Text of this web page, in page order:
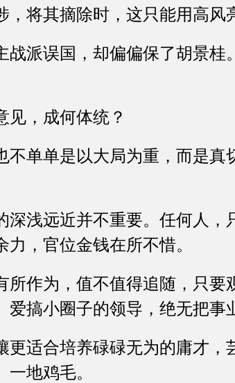
将其摘除时，这只能用高风
派误国，却偏偏保了胡景桂
，成何体统？
单单是以大局为重，而是真
浅远近并不重要。任何人，
，官位金钱在所不惜。
作为，值不值得追随，只要
爱搞小圈子的领导，绝无把事
适合培养碌碌无为的庸才，
地鸡毛。